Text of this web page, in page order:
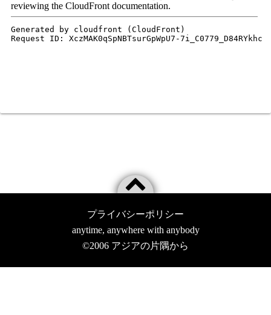
プライバシーポリシー
anytime, anywhere with anybody
©2006 アジアの片隅から